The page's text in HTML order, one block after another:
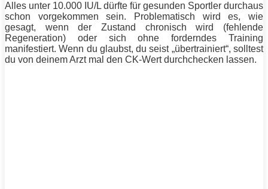
Alles unter 10.000 IU/L dürfte für gesunden Sportler durchaus
schon vorgekommen sein. Problematisch wird es, wie
gesagt, wenn der Zustand chronisch wird (fehlende
Regeneration) oder sich ohne forderndes Training
manifestiert. Wenn du glaubst, du seist „übertrainiert“, solltest
du von deinem Arzt mal den CK-Wert durchchecken lassen.